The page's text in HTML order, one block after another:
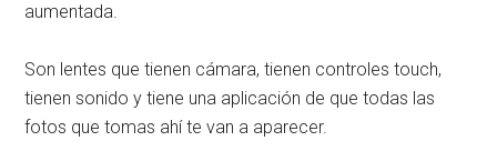
aumentada.
Son lentes que tienen cámara, tienen controles touch,
tienen sonido y tiene una aplicación de que todas las
fotos que tomas ahí te van a aparecer.